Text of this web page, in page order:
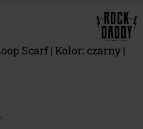
Scarf | Kolor: czarny |